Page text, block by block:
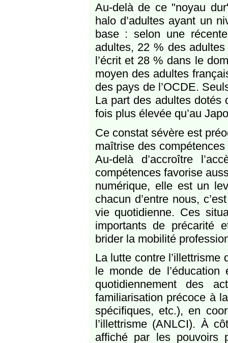
Au-delà de ce "noyau
halo d’adultes ayant un
base : selon une
adultes, 22 % des
l’écrit et 28 % dans le
moyen des adultes
des pays de l’OCDE.
La part des adultes dotés
fois plus élevée qu’au
Ce constat sévère est
maîtrise des
Au-delà d’accroître
compétences favorise
numérique, elle est un
chacun d’entre nous,
vie quotidienne. Ces
importants de précarité
brider la mobilité
La lutte contre l’illettrisme
le monde de
quotidiennement des
familiarisation précoce à
spécifiques, etc.), en
l’illettrisme (ANLCI). À
affiché par les pouvoirs